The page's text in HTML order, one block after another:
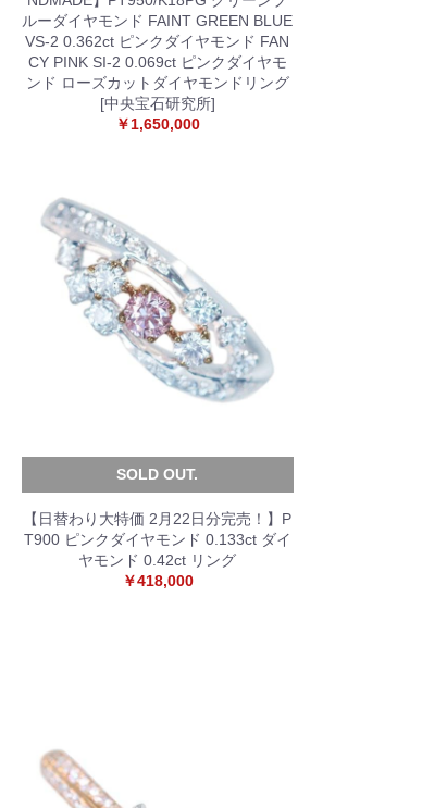
ルーダイヤモンド FAINT GREEN BLUE
VS-2 0.362ct ピンクダイヤモンド FAN
CY PINK SI-2 0.069ct ピンクダイヤモ
ンド ローズカットダイヤモンドリング
[中央宝石研究所]
￥1,650,000
SOLD OUT.
【日替わり大特価 2月22日分完売！】P
T900 ピンクダイヤモンド 0.133ct ダイ
ヤモンド 0.42ct リング
￥418,000